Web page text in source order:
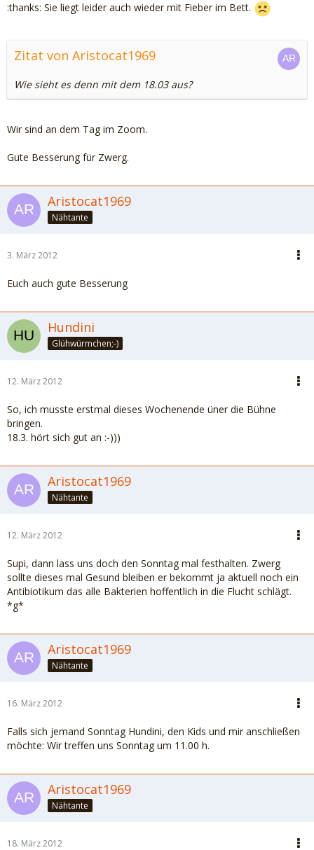
:thanks: Sie liegt leider auch wieder mit Fieber im Bett.
Zitat von Aristocat1969
Wie sieht es denn mit dem 18.03 aus?
Wir sind an dem Tag im Zoom.
Gute Besserung für Zwerg.
Aristocat1969
Nähtante
3. März 2012
Euch auch gute Besserung
Hundini
Glühwürmchen;-)
12. März 2012
So, ich musste erstmal dieses Wochenende üner die Bühne
bringen.
18.3. hört sich gut an :-)))
Aristocat1969
Nähtante
12. März 2012
Supi, dann lass uns doch den Sonntag mal festhalten. Zwerg
sollte dieses mal Gesund bleiben er bekommt ja aktuell noch ein
Antibiotikum das alle Bakterien hoffentlich in die Flucht schlägt.
*g*
Aristocat1969
Nähtante
16. März 2012
Falls sich jemand Sonntag Hundini, den Kids und mir anschließen
möchte: Wir treffen uns Sonntag um 11.00 h.
Aristocat1969
Nähtante
18. März 2012